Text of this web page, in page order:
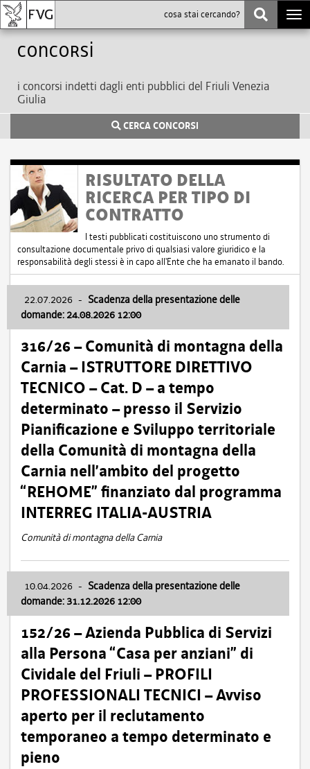
Concorsi
i concorsi indetti dagli enti pubblici del Friuli Venezia
Giulia
CERCA CONCORSI
RISULTATO DELLA
RICERCA PER TIPO DI
CONTRATTO
I testi pubblicati costituiscono uno strumento di
consultazione documentale privo di qualsiasi valore giuridico e la
responsabilità degli stessi è in capo all'Ente che ha emanato il bando.
22.07.2026 - Scadenza della presentazione delle
domande: 24.08.2026 12:00
316/26 – Comunità di montagna della
Carnia – ISTRUTTORE DIRETTIVO
TECNICO – Cat. D – a tempo
determinato – presso il Servizio
Pianificazione e Sviluppo territoriale
della Comunità di montagna della
Carnia nell’ambito del progetto
“REHOME” finanziato dal programma
INTERREG ITALIA-AUSTRIA
Comunità di montagna della Carnia
10.04.2026 - Scadenza della presentazione delle
domande: 31.12.2026 12:00
152/26 – Azienda Pubblica di Servizi
alla Persona “Casa per anziani” di
Cividale del Friuli – PROFILI
PROFESSIONALI TECNICI – Avviso
aperto per il reclutamento
temporaneo a tempo determinato e
pieno